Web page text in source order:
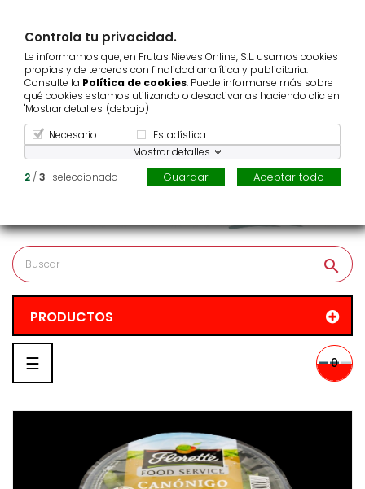
Pedido mínimo
Atención al cliente986 123 939
search
0
PRODUCTOS
Navegación
☰
Controla tu privacidad.
Le informamos que, en Frutas Nieves Online, S.L. usamos cookies
propias y de terceros con finalidad analítica y publicitaria.
Consulte la Política de cookies. Puede informarse más sobre
qué cookies estamos utilizando o desactivarlas haciendo clic en
'Mostrar detalles' (debajo)
Necesario
Estadística
Mostrar detalles
2 /3 seleccionado Aceptar todo
Guardar